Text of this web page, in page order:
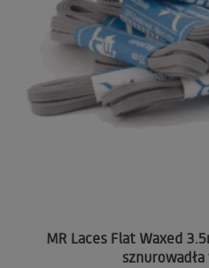
MR Laces Flat Waxed